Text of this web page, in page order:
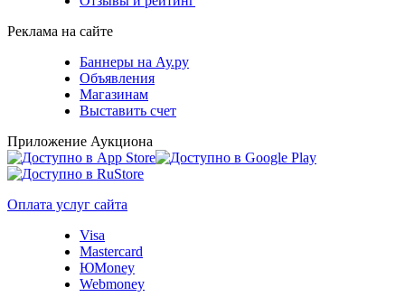
Реклама на сайте
Баннеры на Ау.ру
Объявления
Магазинам
Выставить счет
Приложение Аукциона
Оплата услуг сайта
Visa
Mastercard
ЮMoney
Webmoney